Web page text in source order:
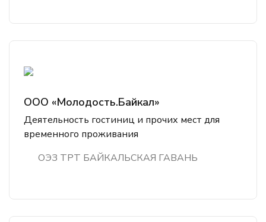
ООО «Молодость.Байкал»
Деятельность гостиниц и прочих мест для
временного проживания
ОЭЗ ТРТ БАЙКАЛЬСКАЯ ГАВАНЬ